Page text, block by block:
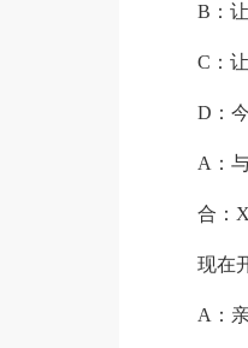
B：
C：
D：
A：
合：
现在
A：